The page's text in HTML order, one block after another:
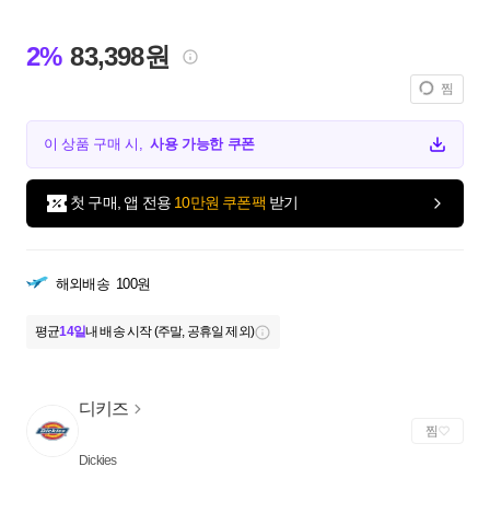
2% 83,398원
찜
이 상품 구매 시,사용 가능한 쿠폰
첫 구매, 앱 전용 10만원 쿠폰팩 받기
해외배송 100원
평균14일내 배송 시작 (주말, 공휴일 제외)
디키즈
Dickies
찜